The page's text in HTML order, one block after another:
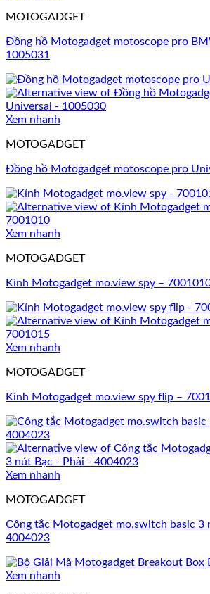
MOTOGADGET
Đồng hồ Motogadget motoscope pro
1005031
Xem nhanh
MOTOGADGET
Đồng hồ Motogadget motoscope pro
Xem nhanh
MOTOGADGET
Kính Motogadget mo.view spy –
Xem nhanh
MOTOGADGET
Kính Motogadget mo.view spy flip –
Xem nhanh
MOTOGADGET
Công tắc Motogadget mo.switch basic 3
4004023
Xem nhanh